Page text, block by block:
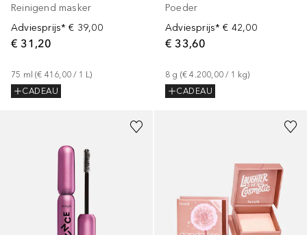
Reinigend masker
Adviesprijs* € 39,00
€ 31,20
75 ml (€ 416,00 / 1 L)
CADEAU
Poeder
Adviesprijs* € 42,00
€ 33,60
8 g (€ 4.200,00 / 1 kg)
CADEAU